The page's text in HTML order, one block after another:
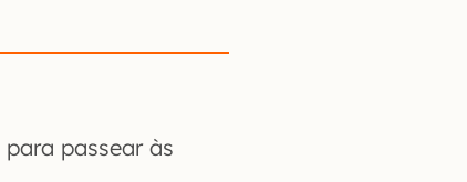
para passear às